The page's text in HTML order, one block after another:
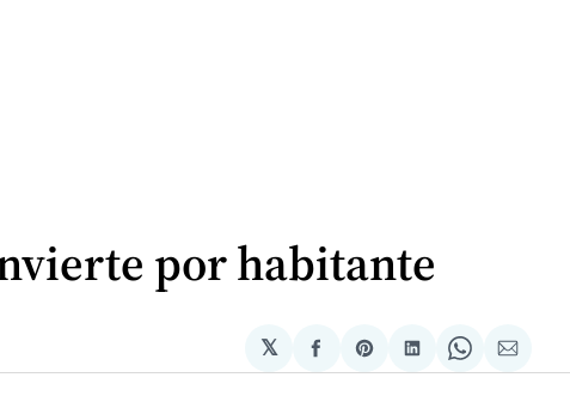
por habitante
𝕏
Compartir
en
Share
on
Compartir
en
Share
on
via